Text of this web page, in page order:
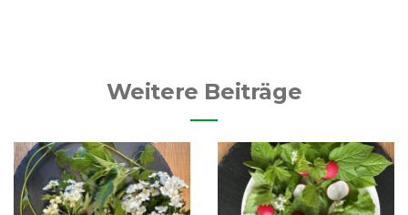
Weitere Beiträge